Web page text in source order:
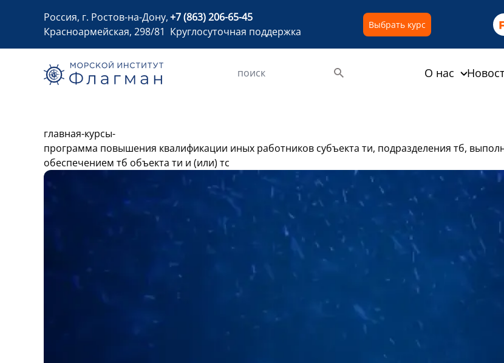
Россия, г. Ростов-на-Дону,
Красноармейская, 298/81
+7 (863) 206-65-45
Круглосуточная поддержка
Выбрать курс
О нас
главная-курсы-
программа повышения квалификации иных работников субъекта ти, подразделения тб,
обеспечением тб объекта ти и (или) тс